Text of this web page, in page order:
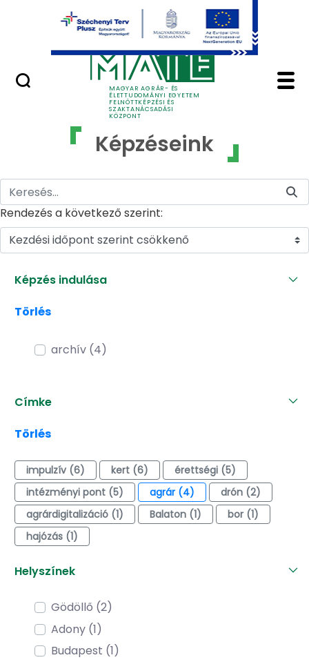
Ugrás a fő tartalomhoz
MAGYAR AGRÁR- ÉS
ÉLETTUDOMÁNYI EGYETEM
FELNŐTTKÉPZÉSI ÉS
SZAKTANÁCSADÁSI
KÖZPONT
Képzéseink - MATE
Képzéseink
Rendezés a következő szerint:
Kezdési időpont szerint csökkenő
Képzés indulása
Törlés
archív (4)
Címke
Törlés
impulzív (6) kert (6)
érettségi (5)
intézményi pont (5)
agrár (4)
drón (2)
agrárdigitalizáció (1)
Balaton (1)
bor (1)
hajózás (1)
Helyszínek
Gödöllő (2)
Adony (1)
Budapest (1)